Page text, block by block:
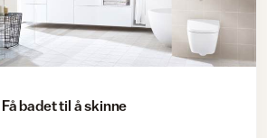
Få badet til å skinne